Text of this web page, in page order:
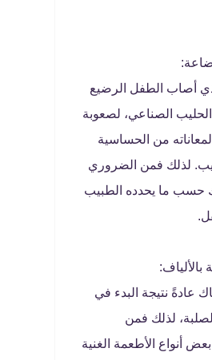
أصاب الطفل الرضيع
الصناعي، لصعوبة
من الحساسية
لذلك فمن الضروري
حسب ما يحدده الطبيب
بالألياف:
عادةً نتيجة البدء في
لذلك فمن
أنواع الأطعمة الغنية